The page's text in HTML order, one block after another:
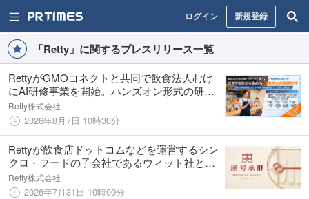
ログイン 新規登録
「Retty」に関するプレスリリース一覧
RettyがGMOコネクトと共同で飲食法人むけ
にAI研修事業を開始。ハンズオン形式の研修
プログラム「Retty AI研修サービス powered
by GMOコネクト」のサービス提供がスター
ト
Retty株式会社
2026年8月7日 10時30分
Rettyが飲食店ドットコムなどを運営するシン
クロ・フードの子会社であるウィット社と協
業。飲食店の屋号承継やM&A仲介における提
携がスタート
Retty株式会社
2026年7月31日 10時00分